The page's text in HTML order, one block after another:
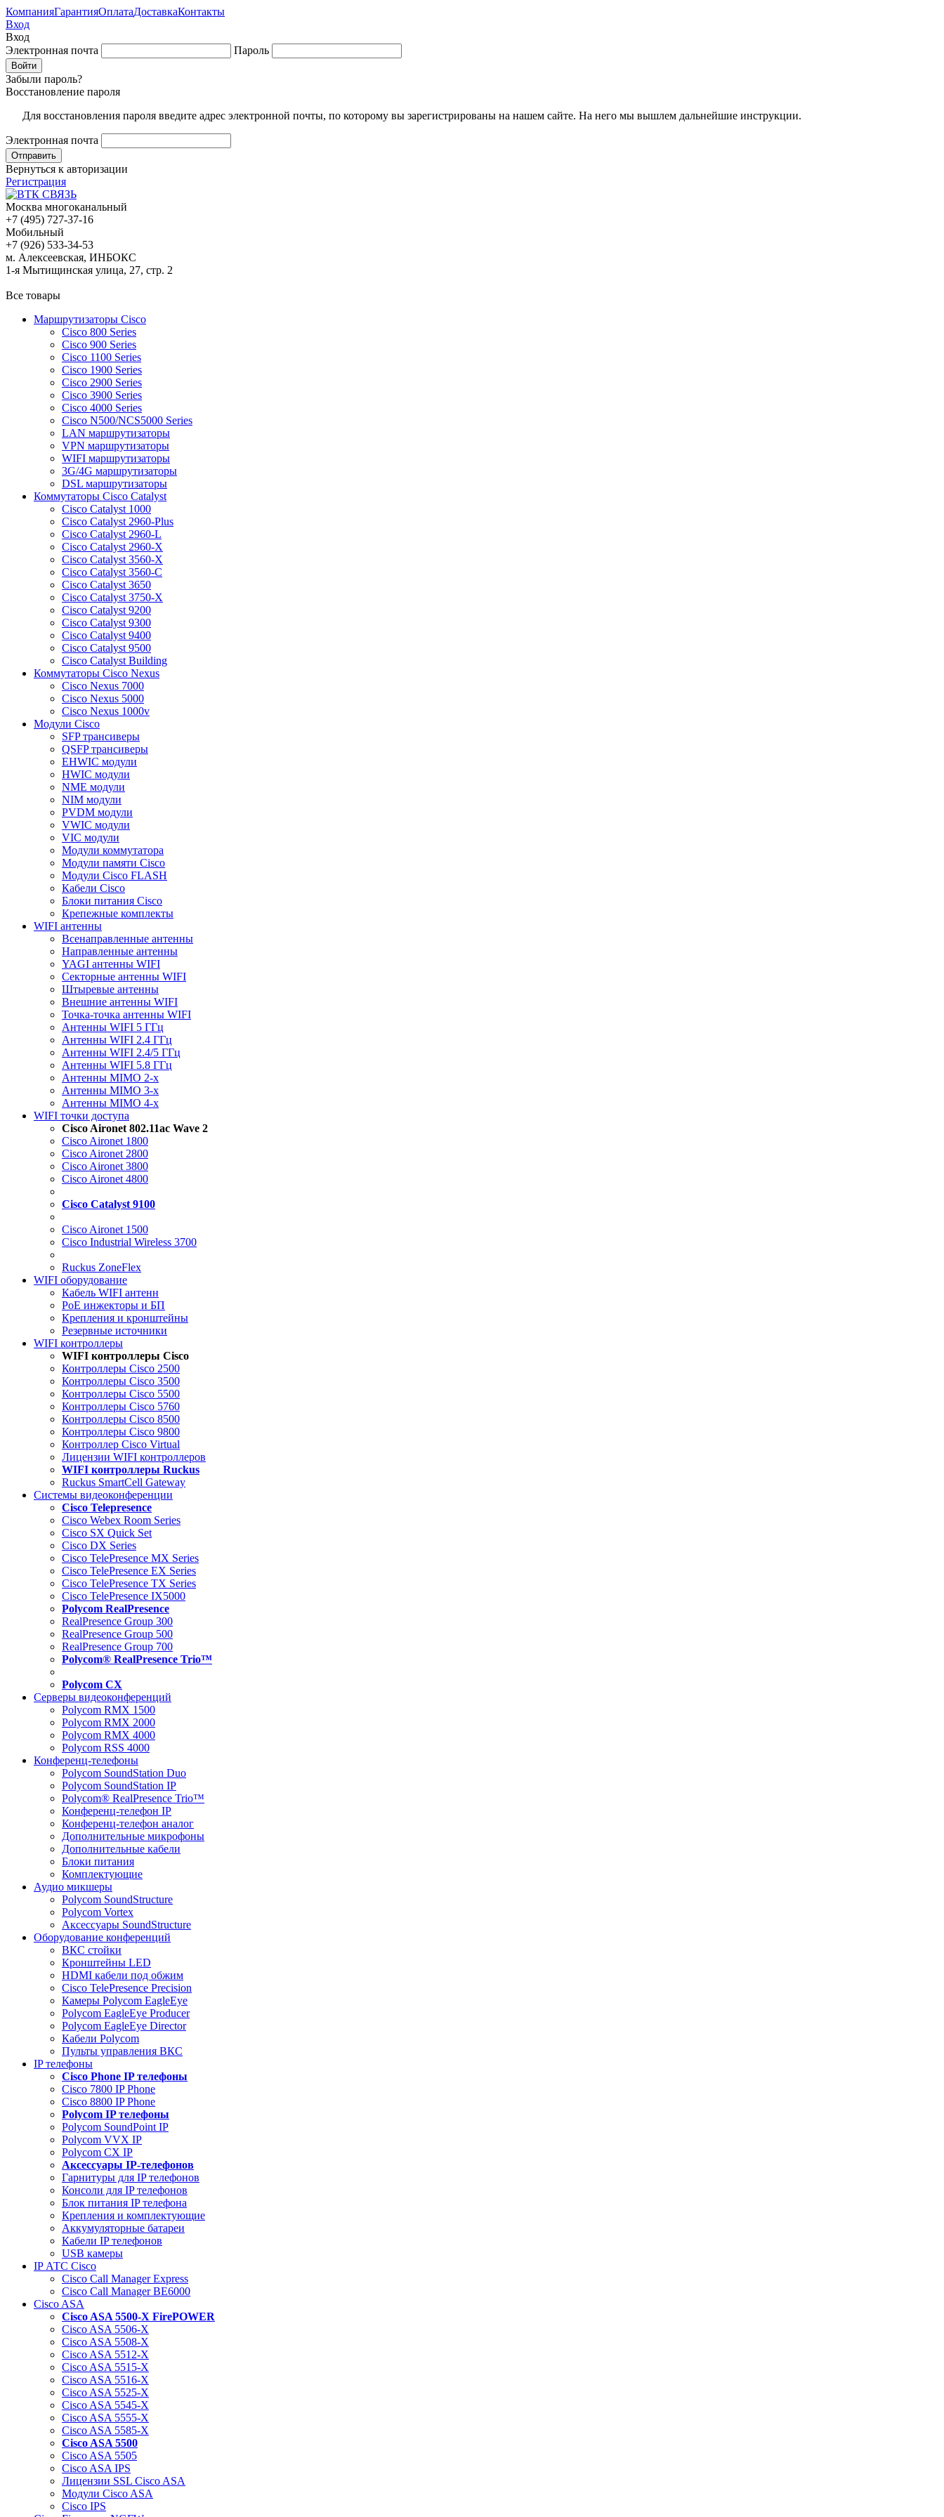
КомпанияГарантияОплатаДоставкаКонтакты
Вход
Вход
Электронная почта
Пароль
Забыли пароль?
Восстановление пароля
Для восстановления пароля введите адрес электронной почты, по которому вы зарегистрированы на нашем сайте. На него мы вышлем дальнейшие инструкции.
Электронная почта
Вернуться к авторизации
Регистрация
Москва многоканальный
+7 (495) 727-37-16
Мобильный
+7 (926) 533-34-53
м. Алексеевская, ИНБОКС
1-я Мытищинская улица, 27, стр. 2
Все товары
Маршрутизаторы Cisco
Cisco 800 Series
Cisco 900 Series
Cisco 1100 Series
Cisco 1900 Series
Cisco 2900 Series
Cisco 3900 Series
Cisco 4000 Series
Cisco N500/NCS5000 Series
LAN маршрутизаторы
VPN маршрутизаторы
WIFI маршрутизаторы
3G/4G маршрутизаторы
DSL маршрутизаторы
Коммутаторы Cisco Catalyst
Cisco Catalyst 1000
Cisco Catalyst 2960-Plus
Cisco Catalyst 2960-L
Cisco Catalyst 2960-X
Cisco Catalyst 3560-X
Cisco Catalyst 3560-C
Cisco Catalyst 3650
Cisco Catalyst 3750-X
Cisco Catalyst 9200
Cisco Catalyst 9300
Cisco Catalyst 9400
Cisco Catalyst 9500
Cisco Catalyst Building
Коммутаторы Cisco Nexus
Cisco Nexus 7000
Cisco Nexus 5000
Cisco Nexus 1000v
Модули Cisco
SFP трансиверы
QSFP трансиверы
EHWIC модули
HWIC модули
NME модули
NIM модули
PVDM модули
VWIC модули
VIC модули
Модули коммутатора
Модули памяти Cisco
Модули Cisco FLASH
Кабели Cisco
Блоки питания Cisco
Крепежные комплекты
WIFI антенны
Всенаправленные антенны
Направленные антенны
YAGI антенны WIFI
Секторные антенны WIFI
Штыревые антенны
Внешние антенны WIFI
Точка-точка антенны WIFI
Антенны WIFI 5 ГГц
Антенны WIFI 2.4 ГГц
Антенны WIFI 2.4/5 ГГц
Антенны WIFI 5.8 ГГц
Антенны MIMO 2-x
Антенны MIMO 3-x
Антенны MIMO 4-x
WIFI точки доступа
Cisco Aironet 802.11ac Wave 2
Cisco Aironet 1800
Cisco Aironet 2800
Cisco Aironet 3800
Cisco Aironet 4800
Cisco Catalyst 9100
Cisco Aironet 1500
Cisco Industrial Wireless 3700
Ruckus ZoneFlex
WIFI оборудование
Кабель WIFI антенн
PoE инжекторы и БП
Крепления и кронштейны
Резервные источники
WIFI контроллеры
WIFI контроллеры Cisco
Контроллеры Cisco 2500
Контроллеры Cisco 3500
Контроллеры Cisco 5500
Контроллеры Cisco 5760
Контроллеры Cisco 8500
Контроллеры Cisco 9800
Контроллер Cisco Virtual
Лицензии WIFI контроллеров
WIFI контроллеры Ruckus
Ruckus SmartCell Gateway
Системы видеоконференции
Cisco Telepresence
Cisco Webex Room Series
Cisco SX Quick Set
Cisco DX Series
Cisco TelePresence MX Series
Cisco TelePresence EX Series
Cisco TelePresence TX Series
Cisco TelePresence IX5000
Polycom RealPresence
RealPresence Group 300
RealPresence Group 500
RealPresence Group 700
Polycom® RealPresence Trio™
Polycom CX
Серверы видеоконференций
Polycom RMX 1500
Polycom RMX 2000
Polycom RMX 4000
Polycom RSS 4000
Конференц-телефоны
Polycom SoundStation Duo
Polycom SoundStation IP
Polycom® RealPresence Trio™
Конференц-телефон IP
Конференц-телефон аналог
Дополнительные микрофоны
Дополнительные кабели
Блоки питания
Комплектующие
Аудио микшеры
Polycom SoundStructure
Polycom Vortex
Аксессуары SoundStructure
Оборудование конференций
ВКС стойки
Кронштейны LED
HDMI кабели под обжим
Cisco TelePresence Precision
Камеры Polycom EagleEye
Polycom EagleEye Producer
Polycom EagleEye Director
Кабели Polycom
Пульты управления ВКС
IP телефоны
Сisco Phone IP телефоны
Cisco 7800 IP Phone
Cisco 8800 IP Phone
Polycom IP телефоны
Polycom SoundPoint IP
Polycom VVX IP
Polycom CX IP
Аксессуары IP-телефонов
Гарнитуры для IP телефонов
Консоли для IP телефонов
Блок питания IP телефона
Крепления и комплектующие
Аккумуляторные батареи
Кабели IP телефонов
USB камеры
IP АТС Cisco
Cisco Call Manager Express
Cisco Call Manager BE6000
Cisco ASA
Cisco ASA 5500-X FirePOWER
Cisco ASA 5506-X
Cisco ASA 5508-X
Cisco ASA 5512-X
Cisco ASA 5515-X
Cisco ASA 5516-X
Cisco ASA 5525-X
Cisco ASA 5545-X
Cisco ASA 5555-X
Cisco ASA 5585-X
Cisco ASA 5500
Cisco ASA 5505
Cisco ASA IPS
Лицензии SSL Cisco ASA
Модули Cisco ASA
Cisco IPS